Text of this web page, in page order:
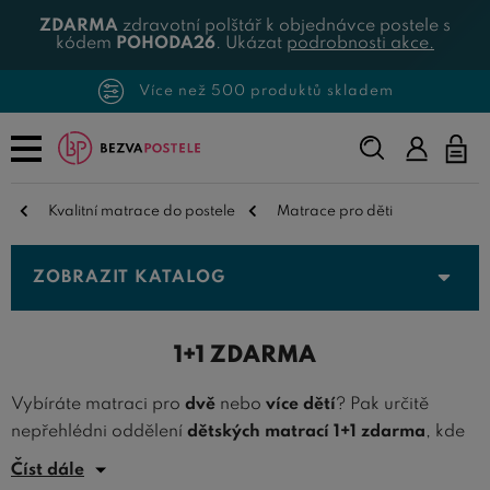
ZDARMA zdravotní polštář k objednávce postele s
kódem POHODA26. Ukázat podrobnosti akce.
Více než 500 produktů skladem
Napište,
co
Kvalitní matrace do postele Matrace pro děti
ZOBRAZIT KATALOG
1+1 ZDARMA
Vybíráte matraci pro dvě nebo více dětí? Pak určitě
nepřehlédni oddělení dětských matrací 1+1 zdarma, kde
jsou matrace pro děti dodávány po dvou kusech za cenu
Číst dále